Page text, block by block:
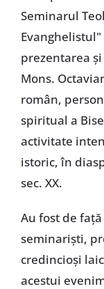
Seminarul
prezentarea
Mons.
român,
spiritual a
activitate
istoric, în
sec. XX.
Au fost de
seminariști,
credincioși
acestui